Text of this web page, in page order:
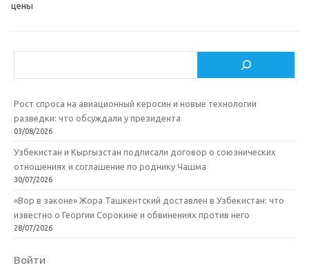
цены
Рост спроса на авиационный керосин и новые технологии
разведки: что обсуждали у президента
03/08/2026
Узбекистан и Кыргызстан подписали договор о союзнических
отношениях и соглашение по роднику Чашма
30/07/2026
«Вор в законе» Жора Ташкентский доставлен в Узбекистан: что
известно о Георгии Сорокине и обвинениях против него
28/07/2026
Войти